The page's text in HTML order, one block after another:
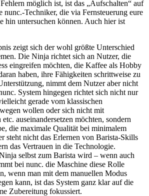
möglich ist, ist das „Aufschalten“ auf
nunc.-Techniker, die via Fernsteuerung eure
hin untersuchen können. Auch hier ist
zeigt sich der wohl größte Unterschied
Die Ninja richtet sich an Nutzer, die
eingreifen möchten, die Kaffee als Hobby
haben, ihre Fähigkeiten schrittweise zu
nimmt dem Nutzer aber nicht
System hingegen richtet sich nicht nur
gerade vom klassischen
wollen oder sich nicht mit
auseinandersetzen möchten, sondern
die maximale Qualität bei minimalem
steht nicht das Erlernen von Barista-Skills
das Vertrauen in die Technologie.
selbst zum Barista wird – wenn auch
bei nunc. die Maschine diese Rolle
wenn man mit dem manuellen Modus
kann, ist das System ganz klar auf die
Zubereitung fokussiert.